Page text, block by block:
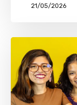
21/05/2026